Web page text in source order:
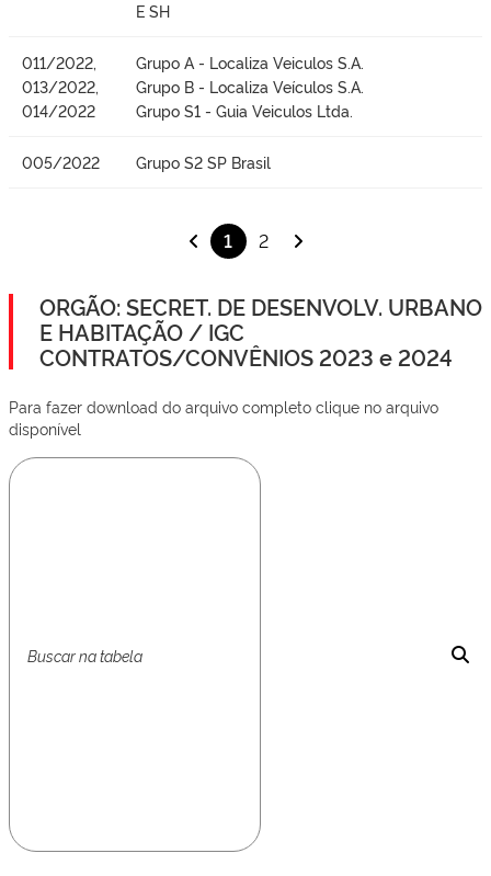
E SH
011/2022,
013/2022,
014/2022
Grupo A - Localiza Veiculos S.A.
Grupo B - Localiza Veículos S.A.
Grupo S1 - Guia Veiculos Ltda.
005/2022 Grupo S2 SP Brasil
1 2
ORGÃO: SECRET. DE DESENVOLV. URBANO
E HABITAÇÃO / IGC
CONTRATOS/CONVÊNIOS 2023 e 2024
Para fazer download do arquivo completo clique no arquivo
disponível